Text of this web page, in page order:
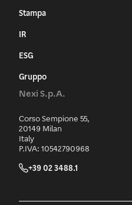
Stampa
IR
ESG
Gruppo
Nexi S.p.A.
Corso Sempione 55,
20149 Milan
Italy
P.IVA: 10542790968
+39 02 3488.1